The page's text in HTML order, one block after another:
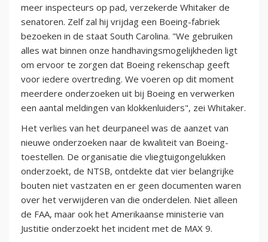
meer inspecteurs op pad, verzekerde Whitaker de
senatoren. Zelf zal hij vrijdag een Boeing-fabriek
bezoeken in de staat South Carolina. "We gebruiken
alles wat binnen onze handhavingsmogelijkheden ligt
om ervoor te zorgen dat Boeing rekenschap geeft
voor iedere overtreding. We voeren op dit moment
meerdere onderzoeken uit bij Boeing en verwerken
een aantal meldingen van klokkenluiders", zei Whitaker.
Het verlies van het deurpaneel was de aanzet van
nieuwe onderzoeken naar de kwaliteit van Boeing-
toestellen. De organisatie die vliegtuigongelukken
onderzoekt, de NTSB, ontdekte dat vier belangrijke
bouten niet vastzaten en er geen documenten waren
over het verwijderen van die onderdelen. Niet alleen
de FAA, maar ook het Amerikaanse ministerie van
Justitie onderzoekt het incident met de MAX 9.